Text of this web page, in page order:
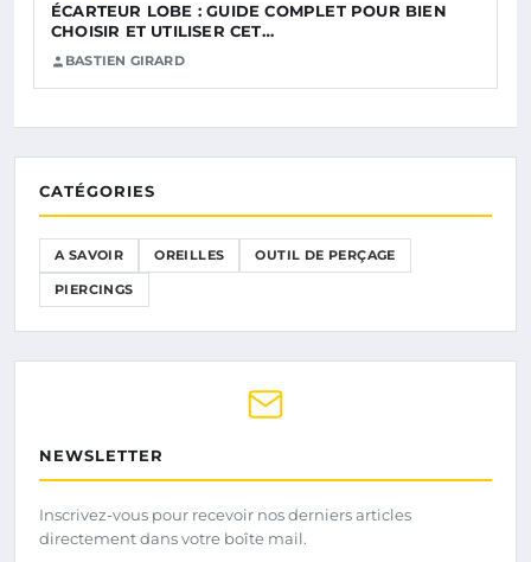
ÉCARTEUR LOBE : GUIDE COMPLET POUR BIEN
CHOISIR ET UTILISER CET…
BASTIEN GIRARD
CATÉGORIES
A SAVOIR OREILLES OUTIL DE PERÇAGE
PIERCINGS
NEWSLETTER
Inscrivez-vous pour recevoir nos derniers articles
directement dans votre boîte mail.